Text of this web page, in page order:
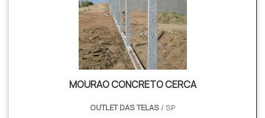
MOURAO CONCRETO CERCA
OUTLET DAS TELAS/ SP